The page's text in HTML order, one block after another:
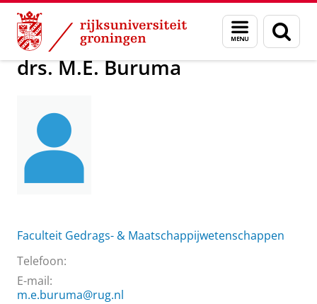
Skip
Content
Skip
Navigation
Menu
en
zoeken
Over ons drs. M.E. Buruma
drs. M.E. Buruma
Faculteit Gedrags- & Maatschappijwetenschappen
Telefoon:
E-mail:
m.e.buruma@rug.nl